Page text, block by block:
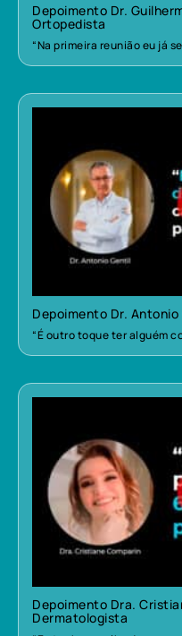
Depoimento Dr.
Ortopedista
“Na primeira reunião eu já
Depoimento Dr.
“É outro toque ter alguém
Depoimento Dra.
Dermatologista